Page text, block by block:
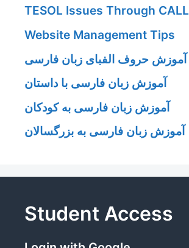
TESOL Issues Through CALL
Website Management Tips
آموزش حروف الفبای زبان فارسی
آموزش زبان فارسی با داستان
آموزش زبان فارسی به کودکان
آموزش زبان فارسی به بزرگسالان
Student Access